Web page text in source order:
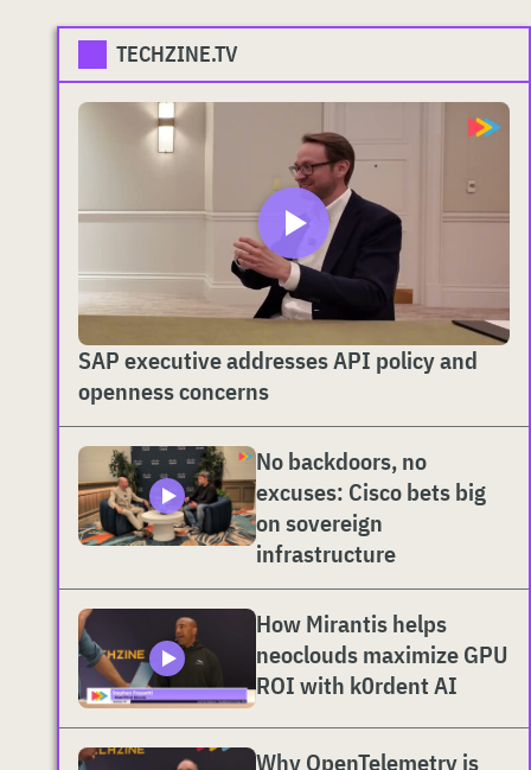
TECHZINE.TV
SAP executive addresses API policy and
openness concerns
No backdoors, no
excuses: Cisco bets big
on sovereign
infrastructure
How Mirantis helps
neoclouds maximize GPU
ROI with k0rdent AI
Why OpenTelemetry is